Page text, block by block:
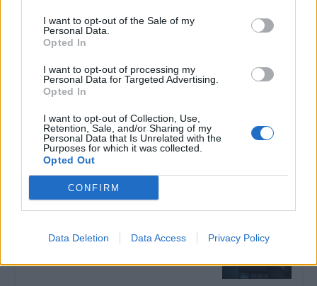
I want to opt-out of the Sale of my
Personal Data.
Opted In
I want to opt-out of processing my
Personal Data for Targeted Advertising.
Opted In
I want to opt-out of Collection, Use,
Retention, Sale, and/or Sharing of my
Personal Data that Is Unrelated with the
Purposes for which it was collected.
Opted Out
CONFIRM
Data Deletion Data Access Privacy Policy
9 πράγματα που δεν πρέπει να
λέτε σε έναν επισκέπτη
27 Φεβρουαρίου 2026
Πάνω από 100 μωρά έχουν
γεννηθεί μέσω εξωσωματικής, με
την υποστήριξη της Be-Live
27 Φεβρουαρίου 2026
πάντα μετά την άσκηση